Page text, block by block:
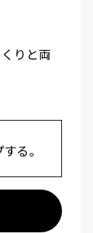
りと両
る。